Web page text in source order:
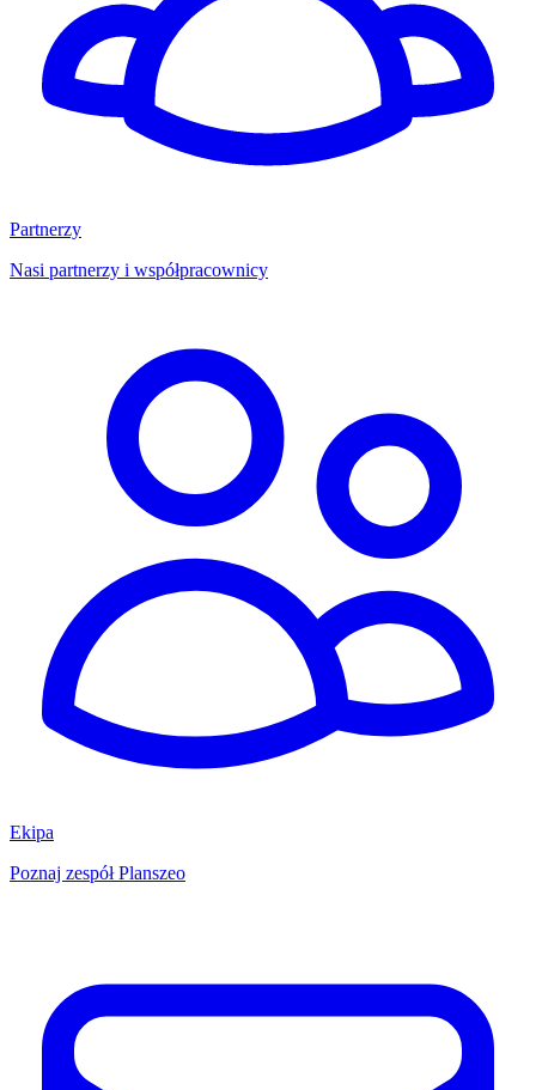
Partnerzy
Nasi partnerzy i współpracownicy
Ekipa
Poznaj zespół Planszeo